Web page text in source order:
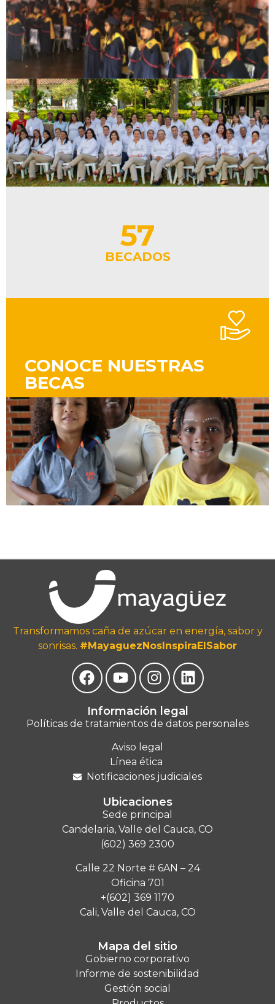
BECADOS
57
CONOCE NUESTRAS
BECAS
Transformamos caña de azúcar en energía, sabor y
sonrisas. #MayaguezNosInspiraElSabor
Información legal
Políticas de tratamientos de datos personales
Aviso legal
Línea ética
Notificaciones judiciales
Ubicaciones
Sede principal
Candelaria, Valle del Cauca, CO
(602) 369 2300
Calle 22 Norte # 6AN – 24
Oficina 701
+(602) 369 1170
Cali, Valle del Cauca, CO
Mapa del sitio
Gobierno corporativo
Informe de sostenibilidad
Gestión social